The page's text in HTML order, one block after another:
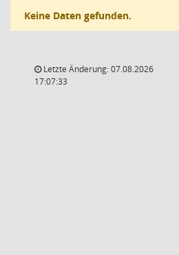
Keine Daten gefunden.
Letzte Änderung: 07.08.2026
17:07:33